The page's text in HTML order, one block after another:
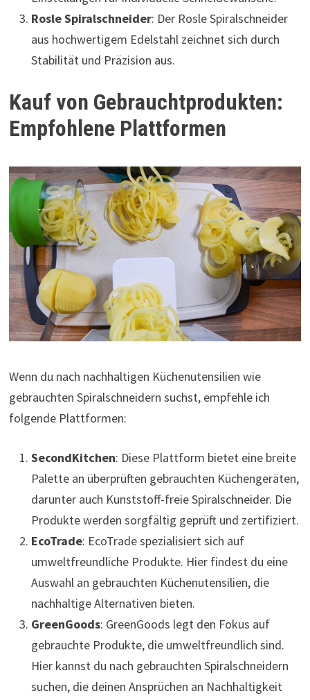
Rosle Spiralschneider: Der Rosle Spiralschneider
aus hochwertigem Edelstahl zeichnet sich durch
Stabilität und Präzision aus.
Kauf von Gebrauchtprodukten:
Empfohlene Plattformen
Wenn du nach nachhaltigen Küchenutensilien wie
gebrauchten Spiralschneidern suchst, empfehle ich
folgende Plattformen:
SecondKitchen: Diese Plattform bietet eine breite
Palette an überprüften gebrauchten Küchengeräten,
darunter auch Kunststoff-freie Spiralschneider. Die
Produkte werden sorgfältig geprüft und zertifiziert.
EcoTrade: EcoTrade spezialisiert sich auf
umweltfreundliche Produkte. Hier findest du eine
Auswahl an gebrauchten Küchenutensilien, die
nachhaltige Alternativen bieten.
GreenGoods: GreenGoods legt den Fokus auf
gebrauchte Produkte, die umweltfreundlich sind.
Hier kannst du nach gebrauchten Spiralschneidern
suchen, die deinen Ansprüchen an Nachhaltigkeit